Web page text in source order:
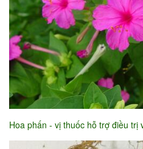
Hoa phấn - vị thuốc hỗ trợ điều trị